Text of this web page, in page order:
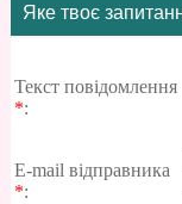
Яке твоє
Текст повідомлення
*:
E-mail відправника
*: